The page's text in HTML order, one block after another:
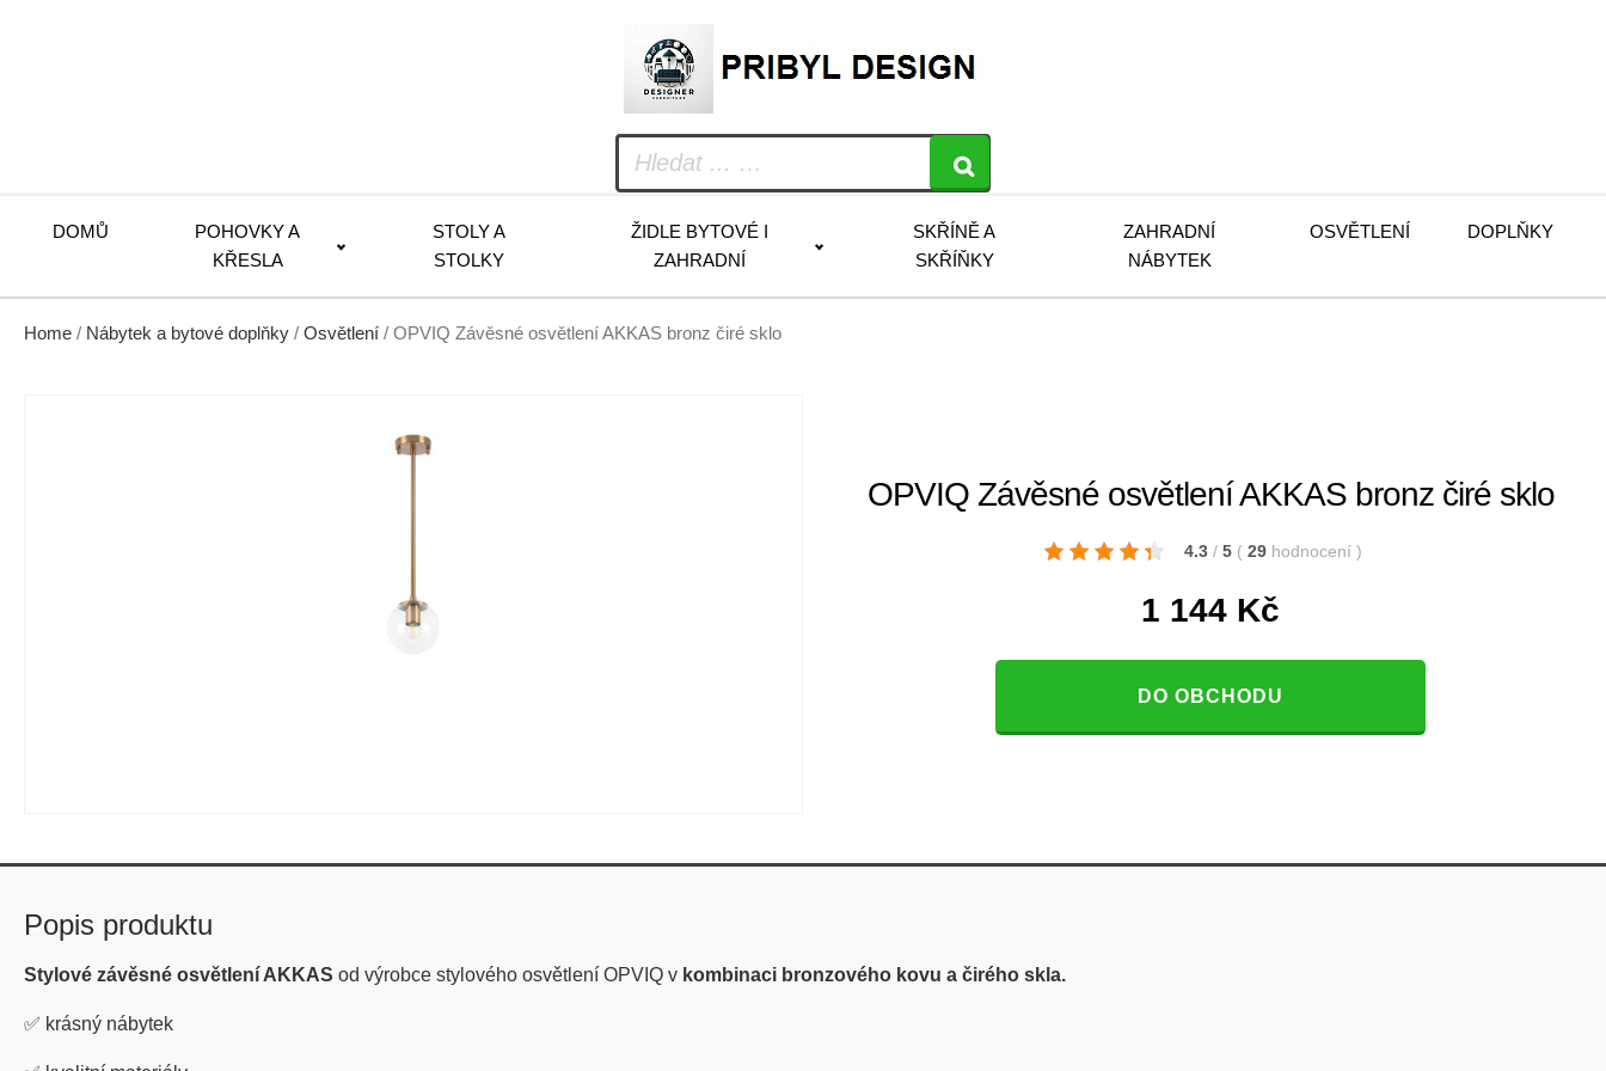
DOMŮ
POHOVKY A
KŘESLA
STOLY A
STOLKY
ŽIDLE BYTOVÉ I
ZAHRADNÍ
SKŘÍNĚ A
SKŘÍŇKY
ZAHRADNÍ
NÁBYTEK
OSVĚTLENÍ DOPLŇKY
Home / Nábytek a bytové doplňky / Osvětlení / OPVIQ Závěsné osvětlení AKKAS bronz čiré sklo
OPVIQ Závěsné osvětlení AKKAS bronz čiré sklo
4.3 / 5 ( 29 hodnocení )
1 144 Kč
DO OBCHODU
Popis produktu
Stylové závěsné osvětlení AKKAS od výrobce stylového osvětlení OPVIQ v kombinaci bronzového kovu a čirého skla.
✅ krásný nábytek